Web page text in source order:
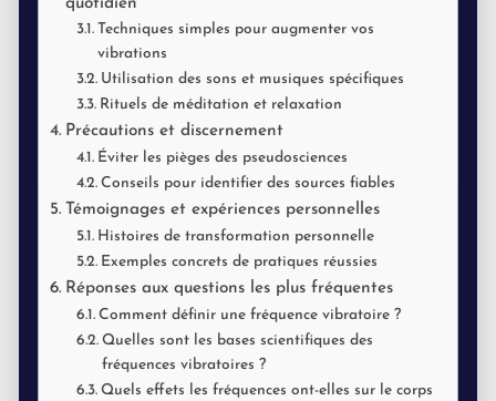
Techniques simples pour augmenter vos
vibrations
Utilisation des sons et musiques spécifiques
Rituels de méditation et relaxation
Précautions et discernement
Éviter les pièges des pseudosciences
Conseils pour identifier des sources fiables
Témoignages et expériences personnelles
Histoires de transformation personnelle
Exemples concrets de pratiques réussies
Réponses aux questions les plus fréquentes
Comment définir une fréquence vibratoire ?
Quelles sont les bases scientifiques des
fréquences vibratoires ?
Quels effets les fréquences ont-elles sur le corps